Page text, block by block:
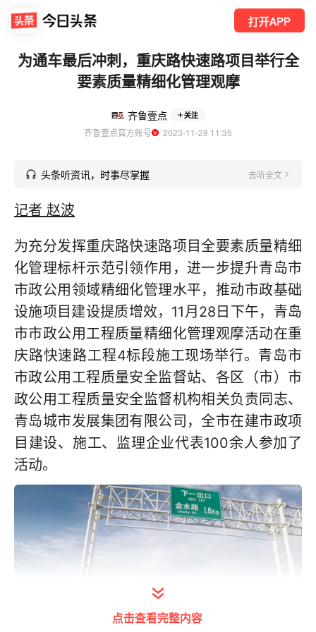
打开APP
为通车最后冲刺，重庆路快速路项目举行全
要素质量精细化管理观摩
齐鲁壹点 关注
齐鲁壹点官方账号
  2023-11-28 11:35
头条听资讯，时事尽掌握 去听全文
记者 赵波
为充分发挥重庆路快速路项目全要素质量精细
化管理标杆示范引领作用，进一步提升青岛市
市政公用领域精细化管理水平，推动市政基础
设施项目建设提质增效，11月28日下午，青岛
市市政公用工程质量精细化管理观摩活动在重
庆路快速路工程4标段施工现场举行。青岛市
市政公用工程质量安全监督站、各区（市）市
政公用工程质量安全监督机构相关负责同志、
青岛城市发展集团有限公司，全市在建市政项
目建设、施工、监理企业代表100余人参加了
活动。
点击查看完整内容